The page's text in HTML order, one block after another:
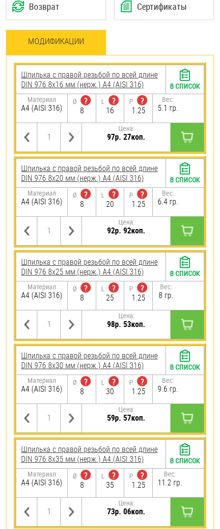
Возврат Сертификаты
МОДИФИКАЦИИ
Шпилька с правой резьбой по всей длине
DIN 976 8х16 мм (нерж.) A4 (AISI 316)
Материал
A4 (AISI 316)
Ø
?
8
L
?
16
P
?
1.25
Вес:
5.1 гр.
Цена:
97р. 27коп.
В СПИСОК
Шпилька с правой резьбой по всей длине
DIN 976 8х20 мм (нерж.) A4 (AISI 316)
Материал
A4 (AISI 316)
Ø
?
8
L
?
20
P
?
1.25
Вес:
6.4 гр.
Цена:
92р. 92коп.
В СПИСОК
Шпилька с правой резьбой по всей длине
DIN 976 8х25 мм (нерж.) A4 (AISI 316)
Материал
A4 (AISI 316)
Ø
?
8
L
?
25
P
?
1.25
Вес:
8 гр.
Цена:
98р. 53коп.
В СПИСОК
Шпилька с правой резьбой по всей длине
DIN 976 8х30 мм (нерж.) A4 (AISI 316)
Материал
A4 (AISI 316)
Ø
?
8
L
?
30
P
?
1.25
Вес:
9.6 гр.
Цена:
59р. 57коп.
В СПИСОК
Шпилька с правой резьбой по всей длине
DIN 976 8х35 мм (нерж.) A4 (AISI 316)
Материал
A4 (AISI 316)
Ø
?
8
L
?
35
P
?
1.25
Вес:
11.2 гр.
Цена:
73р. 06коп.
В СПИСОК